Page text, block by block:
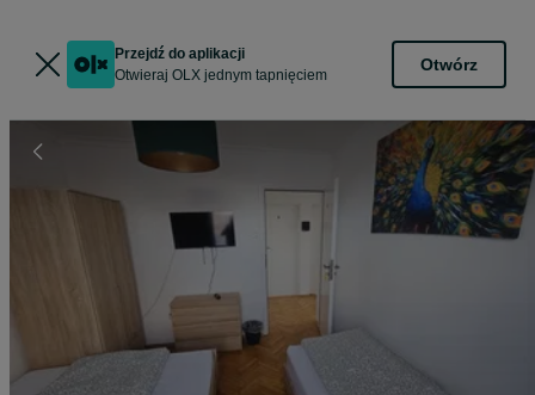
Przejdź do aplikacji
Otwieraj OLX jednym tapnięciem
Otwórz